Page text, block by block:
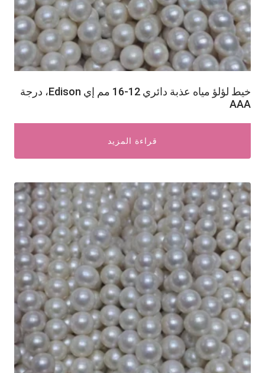
خيط لؤلؤ مياه عذبة دائري 12-16 مم إي Edison، درجة
AAA
قراءة المزيد